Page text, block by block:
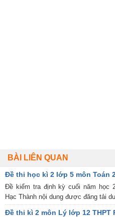
BÀI LIÊN QUAN
Đề thi học kì 2 lớp 5 môn Toán
Đề kiểm tra định kỳ cuối năm học
Hạc Thành nội dung được đăng tải
Đề thi kì 2 môn Lý lớp 12 THPT